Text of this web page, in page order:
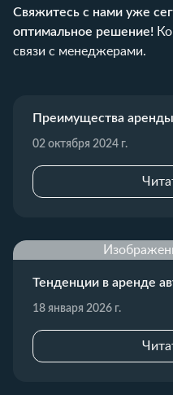
Свяжитесь с нами уже
оптимальное решение!
связи с менеджерами.
Преимущества аренды
02 октября 2024 г.
Тенденции в аренде
18 января 2026 г.